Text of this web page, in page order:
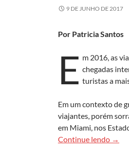
9 DE JUNHO DE 2017
Por Patricia Santos
E m 2016, as
chegadas
turistas a
Em um contexto de
viajantes, porém
em Miami, nos
Continue lendo →